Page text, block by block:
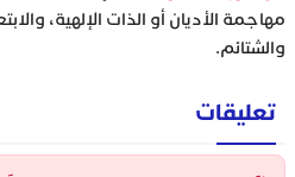
مهاجمة الأديان أو الذات الإلهية،
والشتائم.
تعليقات